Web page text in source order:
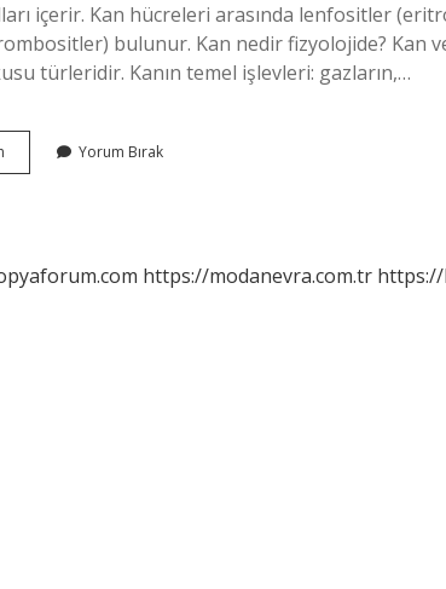
içerir. Kan hücreleri arasında lenfositler
bulunur. Kan nedir fizyolojide? Kan
türleridir. Kanın temel işlevleri: gazların,…
Tanımı
Yorum Bırak
https://modanevra.com.tr